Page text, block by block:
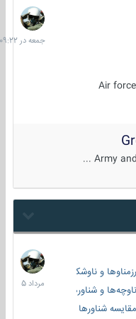
Air
جمعه
در
09:22
Army
و ناوشکن‌ها
و شناورهای گشتی
شناورها
2
مرداد
1405